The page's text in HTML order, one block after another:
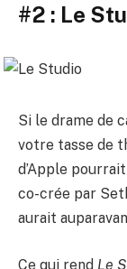
#2 : Le
Si le drame de
votre tasse de
d’Apple pourrait
co-crée par
aurait
Ce qui rend Le